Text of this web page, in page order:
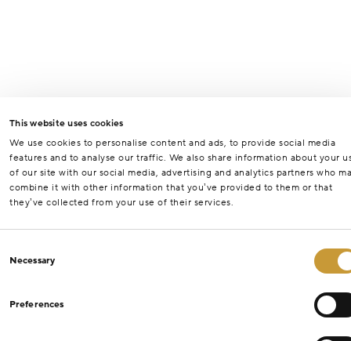
This website uses cookies
We use cookies to personalise content and ads, to provide social media
features and to analyse our traffic. We also share information about your
of our site with our social media, advertising and analytics partners who
combine it with other information that you’ve provided to them or that
they’ve collected from your use of their services.
Selection
Necessary
Preferences